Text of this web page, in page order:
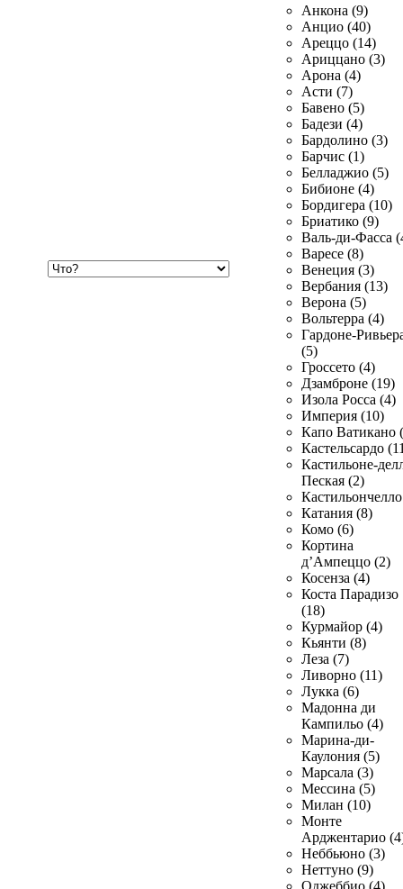
Анкона (9)
Анцио (40)
Ареццо (14)
Ариццано (3)
Арона (4)
Асти (7)
Бавено (5)
Бадези (4)
Бардолино (3)
Барчис (1)
Белладжио (5)
Бибионе (4)
Бордигера (10)
Бриатико (9)
Валь-ди-Фасса
Варесе (8)
Венеция (3)
Вербания (13)
Верона (5)
Вольтерра (4)
Гардоне-
(5)
Гроссето (4)
Дзамброне (19)
Изола Росса (4)
Империя (10)
Капо Ватикано
Кастельсардо
Кастильоне-
Пеская (2)
Катания (8)
Комо (6)
Кортина
д’Ампеццо (2)
Косенза (4)
Коста Парадизо
(18)
Курмайор (4)
Кьянти (8)
Леза (7)
Ливорно (11)
Лукка (6)
Мадонна ди
Кампильо (4)
Марина-ди-
Каулония (5)
Марсала (3)
Мессина (5)
Милан (10)
Монте
Арджентарио
Неббьюно (3)
Неттуно (9)
Оджеббио (4)